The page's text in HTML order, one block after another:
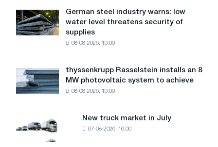
German
steel
industry
level
threatens
security
of
German steel industry warns: low
water level threatens security of
supplies
08-08-2026, 10:00
thyssenkrupp
Rasselstein
installs
MW
photovoltaic
thyssenkrupp Rasselstein installs an 8
MW photovoltaic system to achieve
08-08-2026, 10:00
truck
New truck market in July
07-08-2026, 16:00